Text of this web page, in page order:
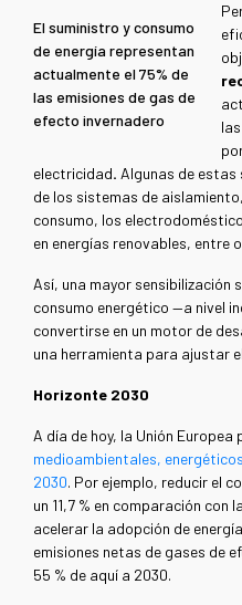
El suministro y consumo
de energía representan
actualmente el 75% de
las emisiones de gas de
efecto invernadero
electricidad. Algunas de estas
de los sistemas de
consumo, los
en energías renovables, entre
Así, una mayor sensibilización
consumo energético —a nivel
convertirse en un motor de
una herramienta para ajustar
Horizonte 2030
A día de hoy, la Unión Europea
medioambientales,
2030. Por ejemplo, reducir el
un 11,7 % en comparación con
acelerar la adopción de
emisiones netas de gases de
55 % de aquí a 2030.